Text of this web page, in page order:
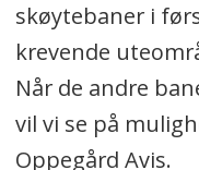
skøytebaner i
krevende
Når de andre
vil vi se på
Oppegård Avis.